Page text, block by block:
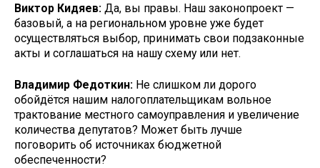
Виктор Кидяев: Да, вы правы. Наш законопроект —
базовый, а на региональном уровне уже будет
осуществляться выбор, принимать свои подзаконные
акты и соглашаться на нашу схему или нет.
Владимир Федоткин: Не слишком ли дорого
обойдётся нашим налогоплательщикам вольное
трактование местного самоуправления и увеличение
количества депутатов? Может быть лучше
поговорить об источниках бюджетной
обеспеченности?